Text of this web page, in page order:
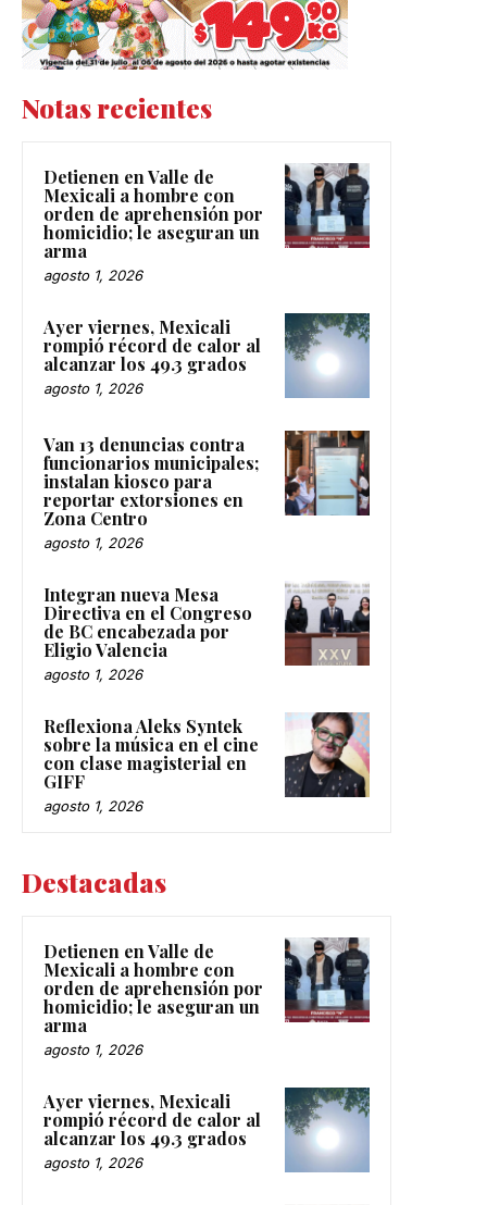
Notas recientes
Detienen en Valle de
Mexicali a hombre con
orden de aprehensión por
homicidio; le aseguran un
arma
agosto 1, 2026
Ayer viernes, Mexicali
rompió récord de calor al
alcanzar los 49.3 grados
agosto 1, 2026
Van 13 denuncias contra
funcionarios municipales;
instalan kiosco para
reportar extorsiones en
Zona Centro
agosto 1, 2026
Integran nueva Mesa
Directiva en el Congreso
de BC encabezada por
Eligio Valencia
agosto 1, 2026
Reflexiona Aleks Syntek
sobre la música en el cine
con clase magisterial en
GIFF
agosto 1, 2026
Destacadas
Detienen en Valle de
Mexicali a hombre con
orden de aprehensión por
homicidio; le aseguran un
arma
agosto 1, 2026
Ayer viernes, Mexicali
rompió récord de calor al
alcanzar los 49.3 grados
agosto 1, 2026